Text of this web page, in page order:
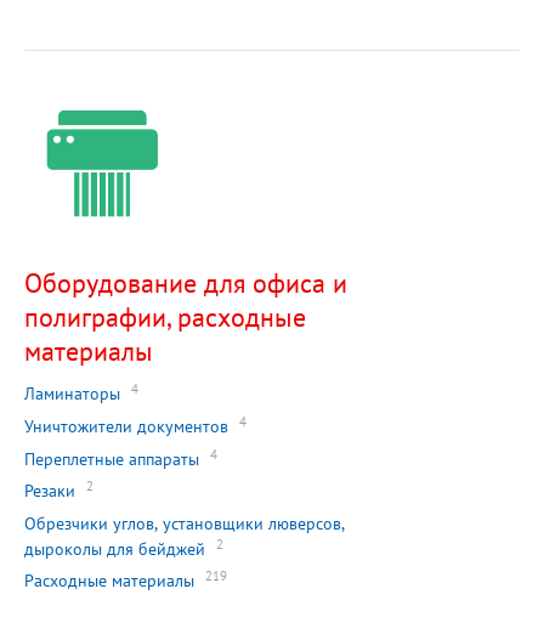
Оборудование для офиса и
полиграфии, расходные
материалы
Ламинаторы 4
Уничтожители документов 4
Переплетные аппараты 4
Резаки 2
Обрезчики углов, установщики люверсов,
дыроколы для бейджей
2
Расходные материалы 219